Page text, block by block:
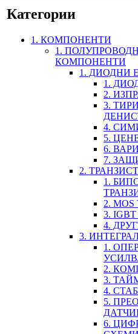
Категории
1. КОМПОНЕНТИ
1.
КОМПОНЕНТИ
1. ДИОДНИ
1.
2.
3.
4.
5.
6.
7.
2.
1.
2.
3.
4.
3.
1.
2.
3.
4.
5.
6.